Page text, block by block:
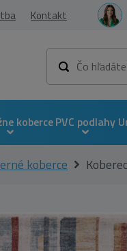
Kontakt
kobercePVC podlahy
koberce